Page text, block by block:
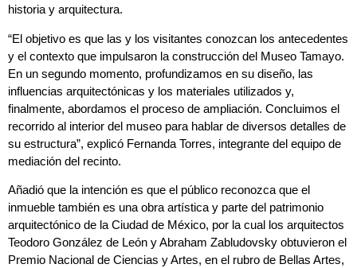
historia y arquitectura.
“El objetivo es que las y los visitantes conozcan los antecedentes
y el contexto que impulsaron la construcción del Museo Tamayo.
En un segundo momento, profundizamos en su diseño, las
influencias arquitectónicas y los materiales utilizados y,
finalmente, abordamos el proceso de ampliación. Concluimos el
recorrido al interior del museo para hablar de diversos detalles de
su estructura”, explicó Fernanda Torres, integrante del equipo de
mediación del recinto.
Añadió que la intención es que el público reconozca que el
inmueble también es una obra artística y parte del patrimonio
arquitectónico de la Ciudad de México, por la cual los arquitectos
Teodoro González de León y Abraham Zabludovsky obtuvieron el
Premio Nacional de Ciencias y Artes, en el rubro de Bellas Artes,